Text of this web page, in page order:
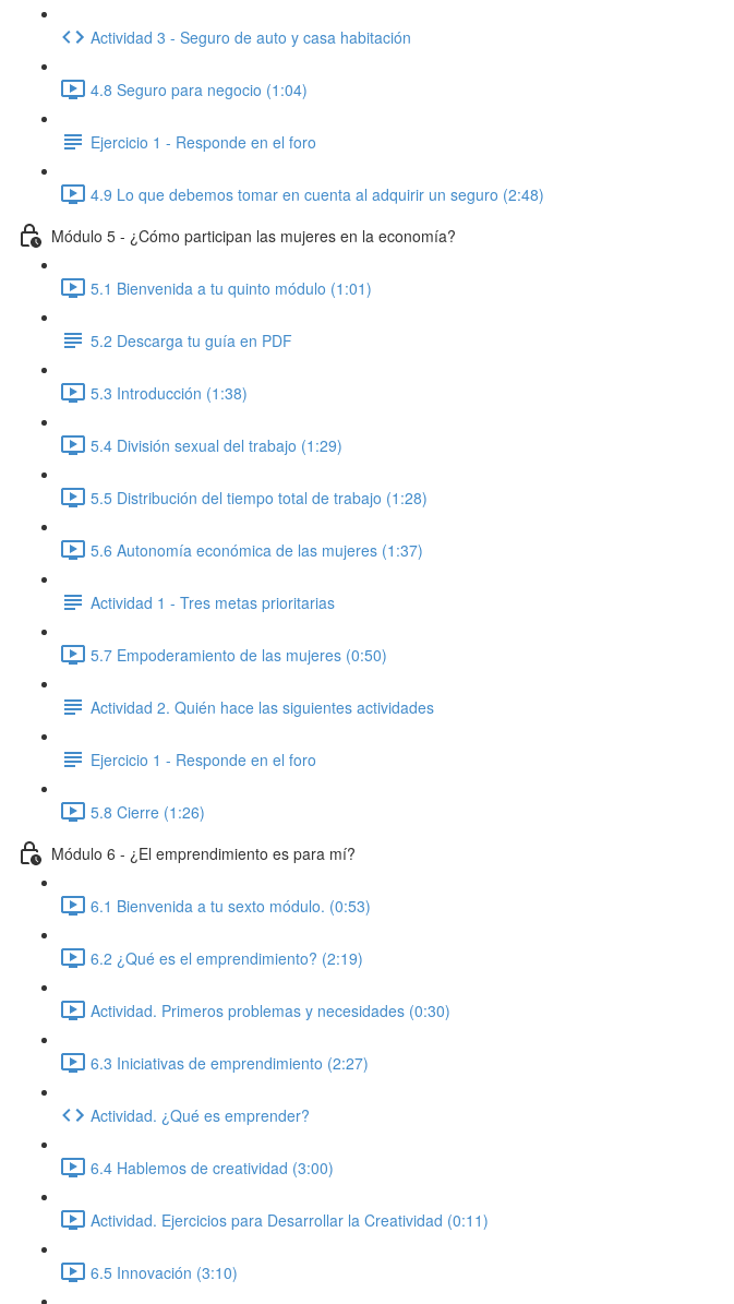
Actividad 3 - Seguro de auto y casa habitación
4.8 Seguro para negocio (1:04)
Ejercicio 1 - Responde en el foro
4.9 Lo que debemos tomar en cuenta al adquirir un seguro (2:48)
Módulo 5 - ¿Cómo participan las mujeres en la economía?
5.1 Bienvenida a tu quinto módulo (1:01)
5.2 Descarga tu guía en PDF
5.3 Introducción (1:38)
5.4 División sexual del trabajo (1:29)
5.5 Distribución del tiempo total de trabajo (1:28)
5.6 Autonomía económica de las mujeres (1:37)
Actividad 1 - Tres metas prioritarias
5.7 Empoderamiento de las mujeres (0:50)
Actividad 2. Quién hace las siguientes actividades
Ejercicio 1 - Responde en el foro
5.8 Cierre (1:26)
Módulo 6 - ¿El emprendimiento es para mí?
6.1 Bienvenida a tu sexto módulo. (0:53)
6.2 ¿Qué es el emprendimiento? (2:19)
Actividad. Primeros problemas y necesidades (0:30)
6.3 Iniciativas de emprendimiento (2:27)
Actividad. ¿Qué es emprender?
6.4 Hablemos de creatividad (3:00)
Actividad. Ejercicios para Desarrollar la Creatividad (0:11)
6.5 Innovación (3:10)